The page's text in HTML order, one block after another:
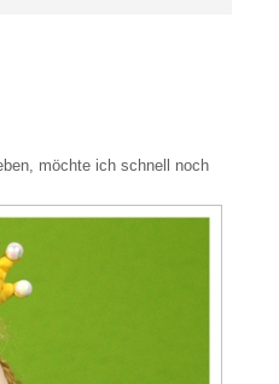
möchte ich schnell noch